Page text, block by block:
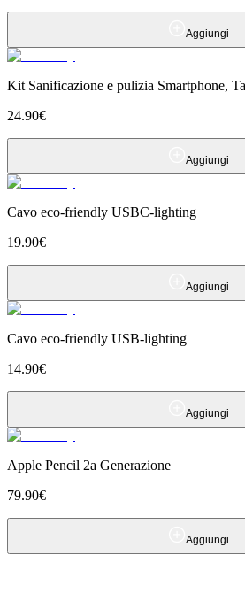
Aggiungi
Kit Sanificazione e pulizia Smartphone,
24.90€
Aggiungi
Cavo eco-friendly USBC-lighting
19.90€
Aggiungi
Cavo eco-friendly USB-lighting
14.90€
Aggiungi
Apple Pencil 2a Generazione
79.90€
Aggiungi